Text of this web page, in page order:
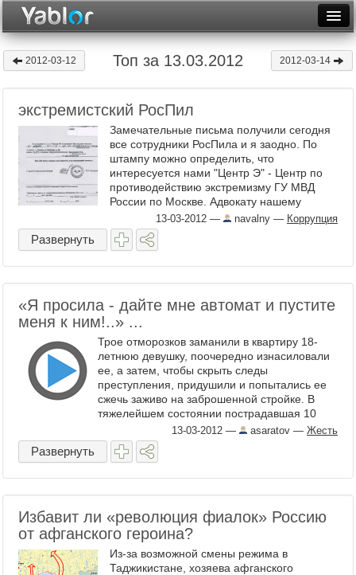
Месяц
Рейтинги
Архив
Фототоп
Видеотоп
2012-03-12 Топ за 13.03.2012 2012-03-14
экстремистский РосПил
Замечательные письма получили сегодня
все сотрудники РосПила и я заодно. По
штампу можно определить, что
интересуется нами "Центр Э" - Центр по
противодействию экстремизму ГУ МВД
России по Москве. Адвокату нашему
причину вызова ...
13-03-2012 — navalny — Коррупция
Развернуть
«Я просила - дайте мне автомат и пустите
меня к ним!..» ...
Трое отморозков заманили в квартиру 18-
летнюю девушку, поочередно изнасиловали
ее, а затем, чтобы скрыть следы
преступления, придушили и попытались ее
сжечь заживо на заброшенной стройке. В
тяжелейшем состоянии пострадавшая 10
13-03-2012 — asaratov — Жесть
Развернуть
Избавит ли «революция фиалок» Россию
от афганского героина?
Из-за возможной смены режима в
Таджикистане, хозяева афганского